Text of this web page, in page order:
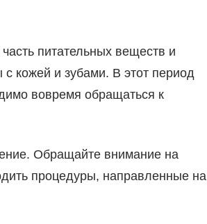
питательных веществ и
кожей и зубами. В этот период
вовремя обращаться к
Обращайте внимание на
процедуры, направленные на